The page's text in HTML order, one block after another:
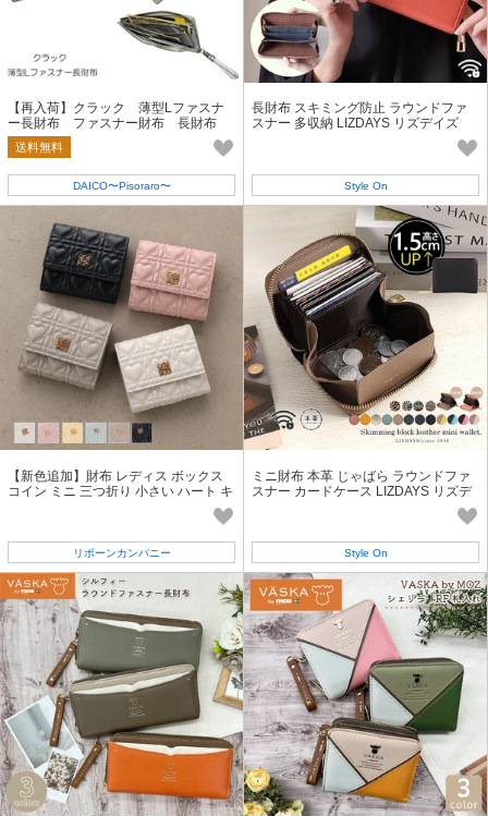
【再入荷】クラック 薄型Lファスナ
ー長財布 ファスナー財布 長財布
ピソラロ Pisoraro
送料無料
DAICO〜Pisoraro〜
長財布 スキミング防止 ラウンドファ
スナー 多収納 LIZDAYS リズデイズ
Style On
【新色追加】財布 レディス ボックス
コイン ミニ 三つ折り 小さい ハート キ
リボーンカンパニー
ミニ財布 本革 じゃばら ラウンドファ
スナー カードケース LIZDAYS リズデ
Style On